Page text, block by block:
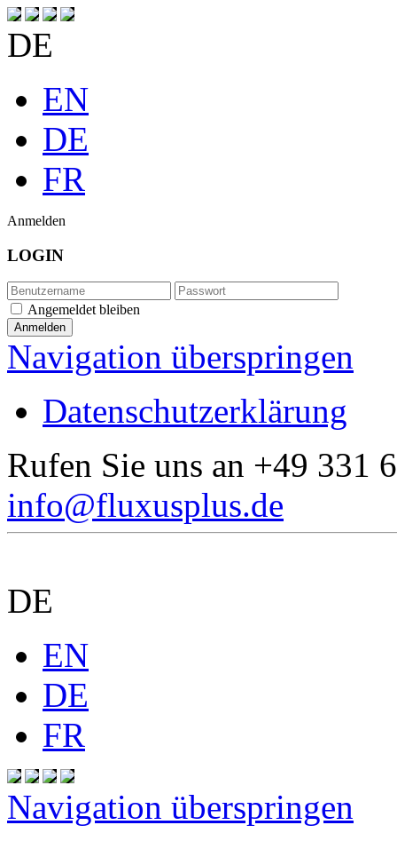
DE
EN
DE
FR
Anmelden
LOGIN
Angemeldet bleiben
Navigation überspringen
Datenschutzerklärung
Rufen Sie uns an +49 331
info@fluxusplus.de
DE
EN
DE
FR
Navigation überspringen